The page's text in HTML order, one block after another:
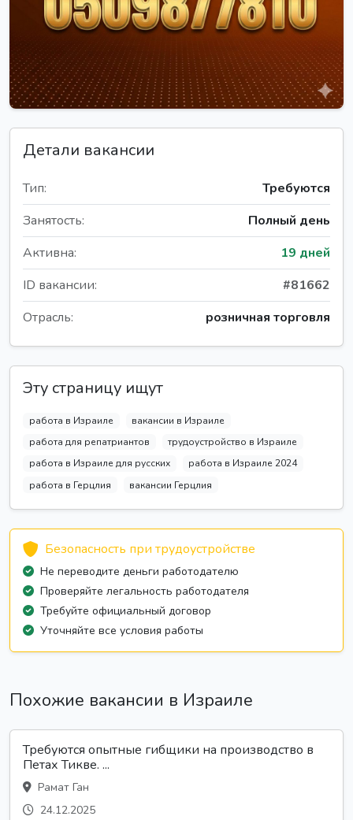
Детали вакансии
Тип:
Требуются
Занятость:
Полный день
Активна:
19 дней
ID вакансии:
#81662
Отрасль:
розничная торговля
Эту страницу ищут
работа в Израиле
вакансии в Израиле
работа для репатриантов
трудоустройство в Израиле
работа в Израиле для русских
работа в Израиле 2024
работа в Герцлия
вакансии Герцлия
Безопасность при трудоустройстве
Не переводите деньги работодателю
Проверяйте легальность работодателя
Требуйте официальный договор
Уточняйте все условия работы
Похожие вакансии в Израиле
Требуются опытные гибщики на производство в
Петах Тикве. ...
Рамат Ган
24.12.2025